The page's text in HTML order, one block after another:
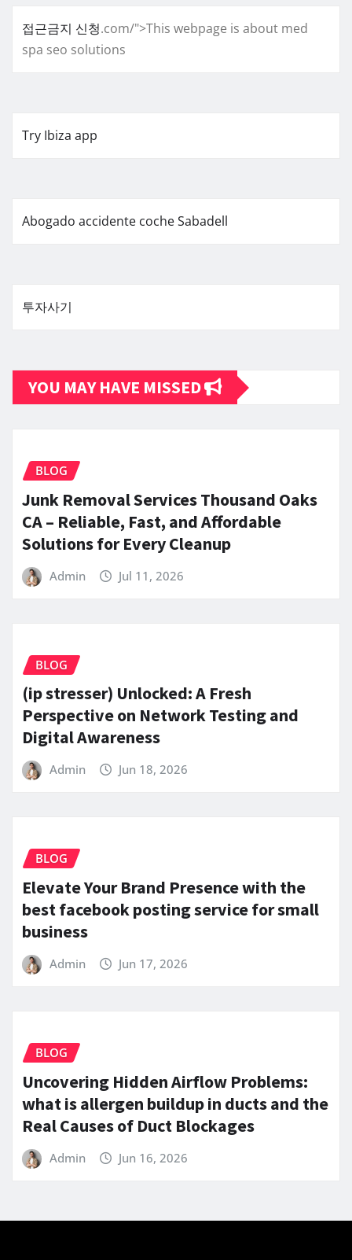
접근금지 신청.com/">This webpage is about med
spa seo solutions
Try Ibiza app
Abogado accidente coche Sabadell
투자사기
YOU MAY HAVE MISSED
BLOG
Junk Removal Services Thousand Oaks
CA – Reliable, Fast, and Affordable
Solutions for Every Cleanup
Admin Jul 11, 2026
BLOG
(ip stresser) Unlocked: A Fresh
Perspective on Network Testing and
Digital Awareness
Admin Jun 18, 2026
BLOG
Elevate Your Brand Presence with the
best facebook posting service for small
business
Admin Jun 17, 2026
BLOG
Uncovering Hidden Airflow Problems:
what is allergen buildup in ducts and the
Real Causes of Duct Blockages
Admin Jun 16, 2026